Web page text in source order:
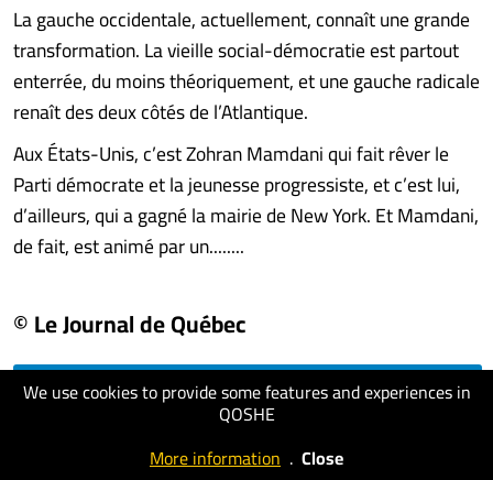
We use cookies to provide some features and experiences in
QOSHE
More information . Close
La gauche occidentale, actuellement, connaît une grande
transformation. La vieille social-démocratie est partout
enterrée, du moins théoriquement, et une gauche radicale
renaît des deux côtés de l’Atlantique.
Aux États-Unis, c’est Zohran Mamdani qui fait rêver le
Parti démocrate et la jeunesse progressiste, et c’est lui,
d’ailleurs, qui a gagné la mairie de New York. Et Mamdani,
de fait, est animé par un........
© Le Journal de Québec
visit website